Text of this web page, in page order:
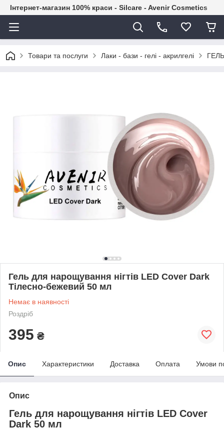
Інтернет-магазин 100% краси - Silcare - Avenir Cosmetics
Товари та послуги Лаки - бази - гелі - акрилгелі
Гель для нарощування нігтів LED Cover Dark
Тілесно-бежевий 50 мл
Немає в наявності
Роздріб
395 ₴
Опис Характеристики Доставка Оплата Умови
Опис
Гель для нарощування нігтів LED Cover
Dark 50 мл